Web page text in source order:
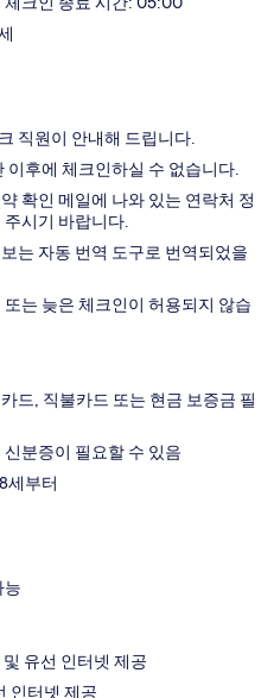
직원이 안내해 드립니다.
이후에 체크인하실 수 없습니다.
확인 메일에 나와 있는 연락처 정
시기 바랍니다.
는 자동 번역 도구로 번역되었을
는 늦은 체크인이 허용되지 않습
드, 직불카드 또는 현금 보증금 필
분증이 필요할 수 있음
세부터
능
유선 인터넷 제공
인터넷 제공